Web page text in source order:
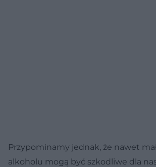
Przypominamy jednak, że nawet
alkoholu mogą być szkodliwe dla